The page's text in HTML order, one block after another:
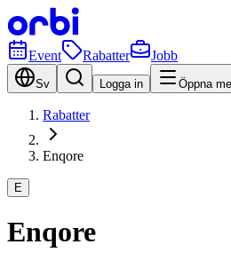
Event Rabatter Jobb
Sv Logga in Öppna
Rabatter
Enqore
E
Enqore